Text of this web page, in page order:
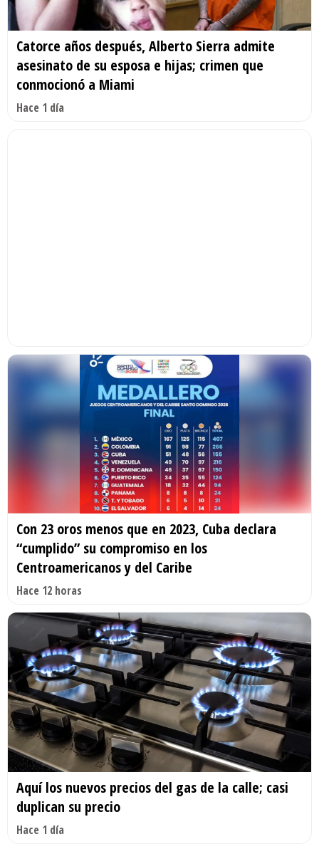
Catorce años después, Alberto Sierra admite
asesinato de su esposa e hijas; crimen que
conmocionó a Miami
Hace 1 día
Con 23 oros menos que en 2023, Cuba declara
“cumplido” su compromiso en los
Centroamericanos y del Caribe
Hace 12 horas
Aquí los nuevos precios del gas de la calle; casi
duplican su precio
Hace 1 día